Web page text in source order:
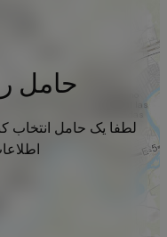
حامل
لطفا یک حامل انتخاب